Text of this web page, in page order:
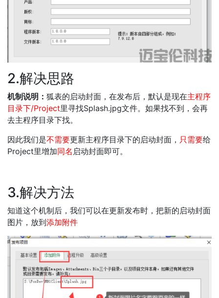
2.解决思路
机制说明： 狐表的启动封面，在发布后，默认是现在主程序
目录下/Project里寻找Splash.jpg文件。如果找不到，会再
去主程序目录下找。
因此我们是不需要更新主程序目录下的启动封面， 只需要给
Project里增加同名 启动封面即可。
3.解决方法
知道这个机制后，我们可以在更新发布时，把新的启动封面
图片，放到添加附件